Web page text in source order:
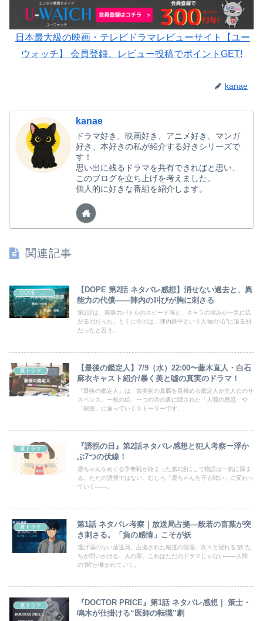
日本最大級の映画・テレビドラマレビューサイト【ユー
ウォッチ】 会員登録、レビュー投稿でポイントGET!
kanae
kanae
ドラマ好き、映画好き、アニメ好き、マンガ
好き、本好きの私が紹介する好きシリーズで
す！
思い出に残るドラマを共有できればと思い、
このブログを立ち上げを考えました。
個人的に好きな番組を紹介します。
関連記事
【DOPE 第2話 ネタバレ感想】消せない過去と、異
能力の代償——陣内の叫びが胸に刺さる
第2話は、異能力バトルのスピード感と、キャラの深みが一気に広
がる回だった。とくに今回は、陣内鉄平という人物の“心”に迫る回
だったと思う。
夏ドラマ
【最後の鑑定人】7/9（水）22:00〜藤木直人・白石
麻衣キャスト紹介/暴く美と嘘の真実のドラマ！
『最後の鑑定人』は、古美術の真贋を見極める鑑定人が主人公のサ
スペンス。一枚の絵、一つの壺の裏に隠された「人間の思惑」や
「秘密」に迫っていくストーリーです。
夏ドラマ
『誘拐の日』第2話ネタバレ感想と犯人考察ー浮か
ぶ7つの伏線！
凛ちゃんをめぐる争奪戦が始まった第2話にして物語は一気に深ま
る。ただの誘拐ではない。むしろ「凛ちゃんを守る戦い」に変わっ
ていく――。
夏ドラマ
第1話 ネタバレ考察｜放送局占拠―般若の言葉が突
き刺さる。「負の感情」こそが妖
逃げ場のない放送局。占拠された報道の現場。次々と現れる“妖”た
ちが問いかける、人の罪。これはただのドラマじゃない――人間
の“闇”が暴かれていく。
夏ドラマ
『DOCTOR PRICE』第1話 ネタバレ感想｜ 策士・
鳴木が仕掛ける“医師の転職”劇